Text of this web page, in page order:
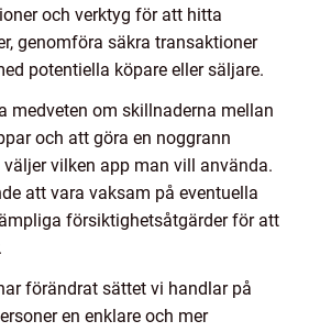
och verktyg för att hitta
genomföra säkra transaktioner
potentiella köpare eller säljare.
medveten om skillnaderna mellan
och att göra en noggrann
vilken app man vill använda.
att vara vaksam på eventuella
försiktighetsåtgärder för att
förändrat sättet vi handlar på
en enklare och mer